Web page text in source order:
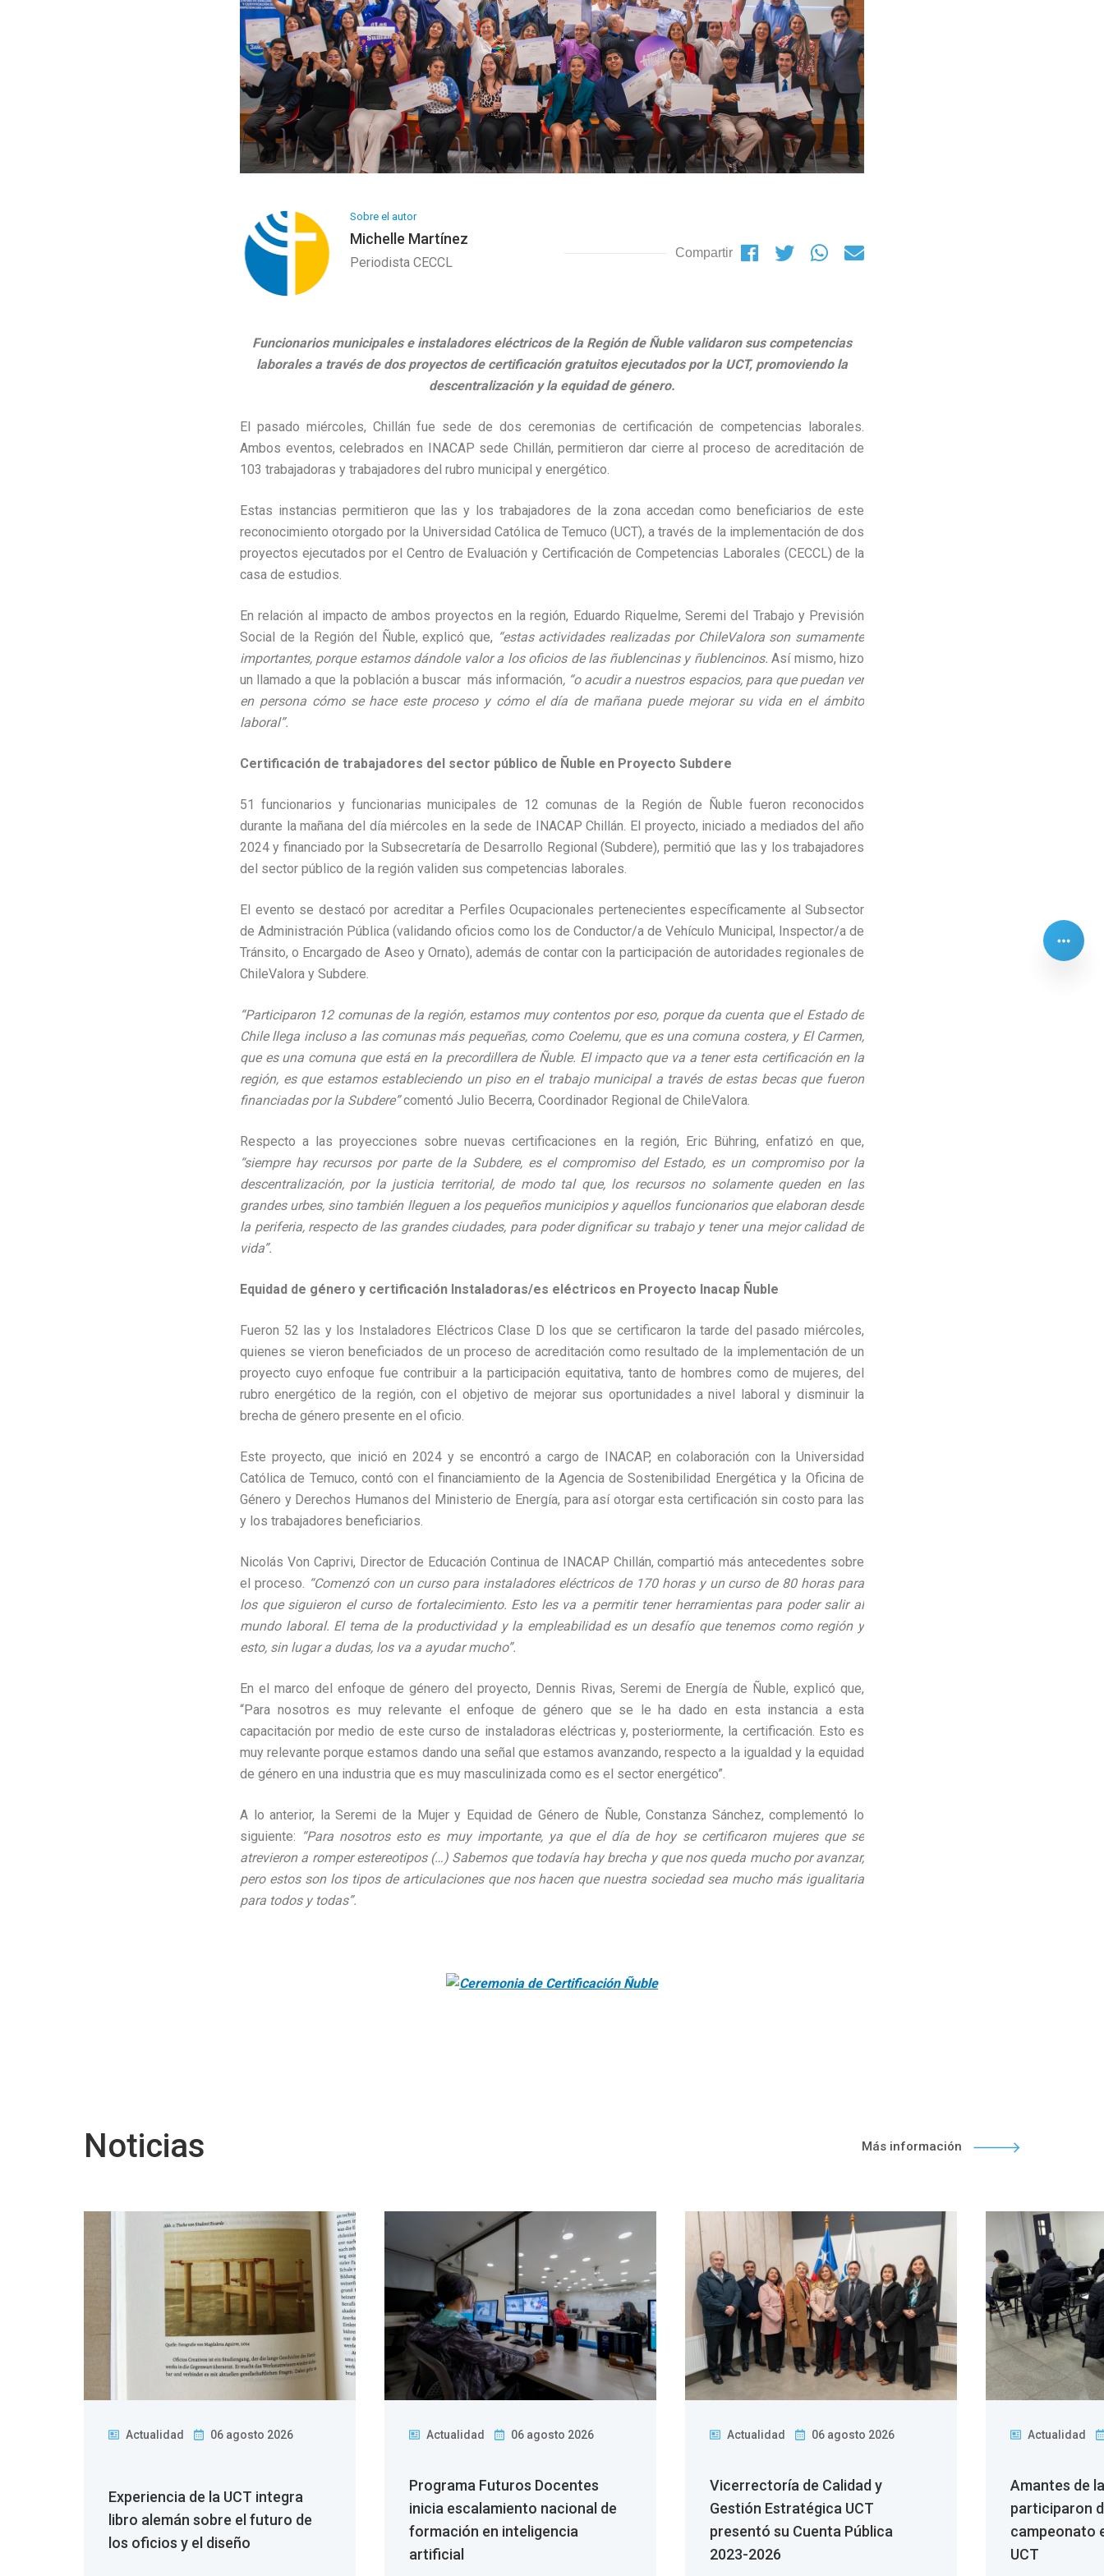
Sobre el autor
Michelle Martínez
Periodista CECCL
Compartir
Funcionarios municipales e instaladores eléctricos de la Región de Ñuble validaron sus competencias
laborales a través de dos proyectos de certificación gratuitos ejecutados por la UCT, promoviendo la
descentralización y la equidad de género.
El pasado miércoles, Chillán fue sede de dos ceremonias de certificación de competencias laborales.
Ambos eventos, celebrados en INACAP sede Chillán, permitieron dar cierre al proceso de acreditación de
103 trabajadoras y trabajadores del rubro municipal y energético.
Estas instancias permitieron que las y los trabajadores de la zona accedan como beneficiarios de este
reconocimiento otorgado por la Universidad Católica de Temuco (UCT), a través de la implementación de dos
proyectos ejecutados por el Centro de Evaluación y Certificación de Competencias Laborales (CECCL) de la
casa de estudios.
En relación al impacto de ambos proyectos en la región, Eduardo Riquelme, Seremi del Trabajo y Previsión
Social de la Región del Ñuble, explicó que, “estas actividades realizadas por ChileValora son sumamente
importantes, porque estamos dándole valor a los oficios de las ñublencinas y ñublencinos. Así mismo, hizo
un llamado a que la población a buscar más información, “o acudir a nuestros espacios, para que puedan ver
en persona cómo se hace este proceso y cómo el día de mañana puede mejorar su vida en el ámbito
laboral”.
Certificación de trabajadores del sector público de Ñuble en Proyecto Subdere
51 funcionarios y funcionarias municipales de 12 comunas de la Región de Ñuble fueron reconocidos
durante la mañana del día miércoles en la sede de INACAP Chillán. El proyecto, iniciado a mediados del año
2024 y financiado por la Subsecretaría de Desarrollo Regional (Subdere), permitió que las y los trabajadores
del sector público de la región validen sus competencias laborales.
El evento se destacó por acreditar a Perfiles Ocupacionales pertenecientes específicamente al Subsector
de Administración Pública (validando oficios como los de Conductor/a de Vehículo Municipal, Inspector/a de
Tránsito, o Encargado de Aseo y Ornato), además de contar con la participación de autoridades regionales de
ChileValora y Subdere.
“Participaron 12 comunas de la región, estamos muy contentos por eso, porque da cuenta que el Estado de
Chile llega incluso a las comunas más pequeñas, como Coelemu, que es una comuna costera, y El Carmen,
que es una comuna que está en la precordillera de Ñuble. El impacto que va a tener esta certificación en la
región, es que estamos estableciendo un piso en el trabajo municipal a través de estas becas que fueron
financiadas por la Subdere”comentó Julio Becerra, Coordinador Regional de ChileValora.
Respecto a las proyecciones sobre nuevas certificaciones en la región, Eric Bühring, enfatizó en que,
“siempre hay recursos por parte de la Subdere, es el compromiso del Estado, es un compromiso por la
descentralización, por la justicia territorial, de modo tal que, los recursos no solamente queden en las
grandes urbes, sino también lleguen a los pequeños municipios y aquellos funcionarios que elaboran desde
la periferia, respecto de las grandes ciudades, para poder dignificar su trabajo y tener una mejor calidad de
vida”.
Equidad de género y certificación Instaladoras/es eléctricos en Proyecto Inacap Ñuble
Fueron 52 las y los Instaladores Eléctricos Clase D los que se certificaron la tarde del pasado miércoles,
quienes se vieron beneficiados de un proceso de acreditación como resultado de la implementación de un
proyecto cuyo enfoque fue contribuir a la participación equitativa, tanto de hombres como de mujeres, del
rubro energético de la región, con el objetivo de mejorar sus oportunidades a nivel laboral y disminuir la
brecha de género presente en el oficio.
Este proyecto, que inició en 2024 y se encontró a cargo de INACAP, en colaboración con la Universidad
Católica de Temuco, contó con el financiamiento de la Agencia de Sostenibilidad Energética y la Oficina de
Género y Derechos Humanos del Ministerio de Energía, para así otorgar esta certificación sin costo para las
y los trabajadores beneficiarios.
Nicolás Von Caprivi, Director de Educación Continua de INACAP Chillán, compartió más antecedentes sobre
el proceso. “Comenzó con un curso para instaladores eléctricos de 170 horas y un curso de 80 horas para
los que siguieron el curso de fortalecimiento. Esto les va a permitir tener herramientas para poder salir al
mundo laboral. El tema de la productividad y la empleabilidad es un desafío que tenemos como región y
esto, sin lugar a dudas, los va a ayudar mucho”.
En el marco del enfoque de género del proyecto, Dennis Rivas, Seremi de Energía de Ñuble, explicó que,
“Para nosotros es muy relevante el enfoque de género que se le ha dado en esta instancia a esta
capacitación por medio de este curso de instaladoras eléctricas y, posteriormente, la certificación. Esto es
muy relevante porque estamos dando una señal que estamos avanzando, respecto a la igualdad y la equidad
de género en una industria que es muy masculinizada como es el sector energético”.
A lo anterior, la Seremi de la Mujer y Equidad de Género de Ñuble, Constanza Sánchez, complementó lo
siguiente: “Para nosotros esto es muy importante, ya que el día de hoy se certificaron mujeres que se
atrevieron a romper estereotipos (…) Sabemos que todavía hay brecha y que nos queda mucho por avanzar,
pero estos son los tipos de articulaciones que nos hacen que nuestra sociedad sea mucho más igualitaria
para todos y todas”.
Noticias Más información
Actualidad 06 agosto 2026
Experiencia de la UCT integra
libro alemán sobre el futuro de
los oficios y el diseño
Actualidad 06 agosto 2026
Programa Futuros Docentes
inicia escalamiento nacional de
formación en inteligencia
artificial
Actualidad 06 agosto 2026
Vicerrectoría de Calidad y
Gestión Estratégica UCT
presentó su Cuenta Pública
2023-2026
Actualidad
Amantes de
participaron
campeonato
UCT